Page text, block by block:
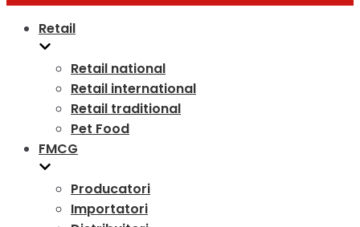
Retail
Retail national
Retail international
Retail traditional
Pet Food
FMCG
Producatori
Importatori